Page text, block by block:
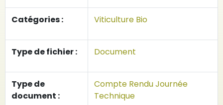
Catégories : Viticulture Bio
Type de fichier : Document
Type de
document :
Compte Rendu Journée
Technique